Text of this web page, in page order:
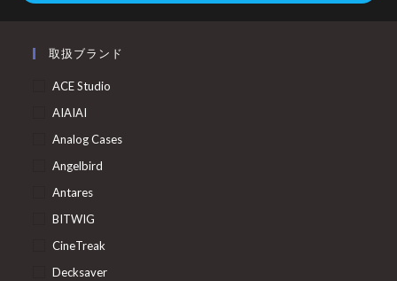
取扱ブランド
ACE Studio
AIAIAI
Analog Cases
Angelbird
Antares
BITWIG
CineTreak
Decksaver